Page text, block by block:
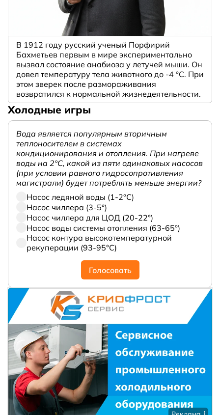
В 1912 году русский ученый Порфирий
Бахметьев первым в мире экспериментально
вызвал состояние анабиоза у летучей мыши. Он
довел температуру тела животного до -4 °C. При
этом зверек после размораживания
возвратился к нормальной жизнедеятельности.
Холодные игры
Вода является популярным вторичным
теплоносителем в системах
кондиционирования и отопления. При нагреве
воды на 2°С, какой из пяти одинаковых насосов
(при условии равного гидросопротивления
магистрали) будет потреблять меньше энергии?
Насос ледяной воды (1-2°С)
Насос чиллера (3-5°)
Насос чиллера для ЦОД (20-22°)
Насос воды системы отопления (63-65°)
Насос контура высокотемпературной
рекуперации (93-95°С)
Голосовать